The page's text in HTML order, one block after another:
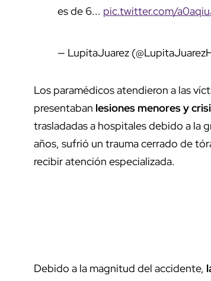
es de 6... pic.twitter.com/
— LupitaJuarez
Los paramédicos atendieron a las
presentaban lesiones menores y
trasladadas a hospitales debido a la
años, sufrió un trauma cerrado de
recibir atención especializada.
Debido a la magnitud del accidente,